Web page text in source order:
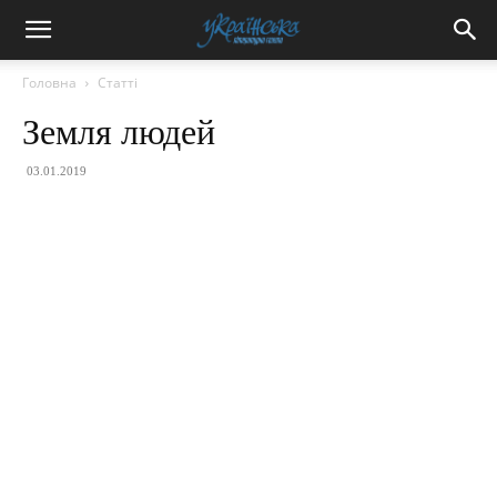
Головна Статті
Земля людей
03.01.2019